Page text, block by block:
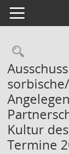
Toggle navigation
Kultur
Termine